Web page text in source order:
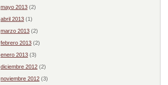
mayo 2013 (2)
abril 2013 (1)
marzo 2013 (2)
febrero 2013 (2)
enero 2013 (3)
diciembre 2012 (2)
noviembre 2012 (3)